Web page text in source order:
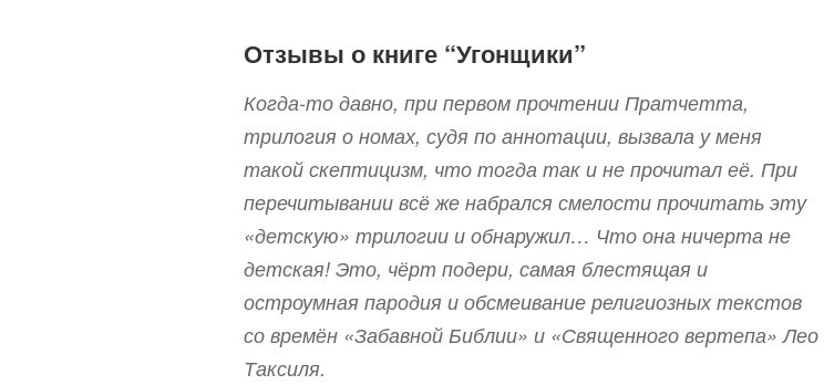
Отзывы о книге “Угонщики”
Когда-то давно, при первом прочтении Пратчетта,
трилогия о номах, судя по аннотации, вызвала у меня
такой скептицизм, что тогда так и не прочитал её. При
перечитывании всё же набрался смелости прочитать эту
«детскую» трилогии и обнаружил… Что она ничерта не
детская! Это, чёрт подери, самая блестящая и
остроумная пародия и обсмеивание религиозных текстов
со времён «Забавной Библии» и «Священного вертепа» Лео
Таксиля.